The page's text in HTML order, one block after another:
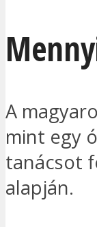
A
mint egy
tanácsot
alapján.